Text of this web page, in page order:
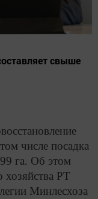
свыше
числе посадка
га. Об этом
хозяйства РТ
Минлесхоза